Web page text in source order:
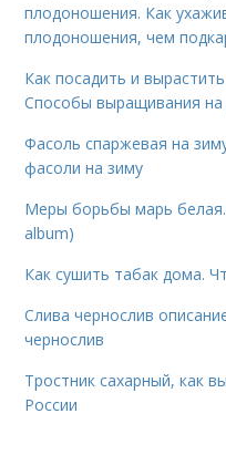
плодоношения. Как
плодоношения, чем
Как посадить и
Способы выращивания на
Фасоль спаржевая на
фасоли на зиму
Меры борьбы марь
album)
Как сушить табак дома.
Слива чернослив
чернослив
Тростник сахарный, как
России